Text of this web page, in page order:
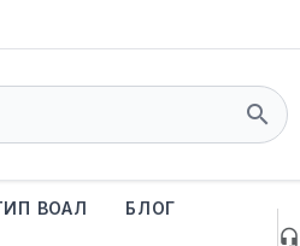
search
ВОАЛ БЛОГ
headset_mic